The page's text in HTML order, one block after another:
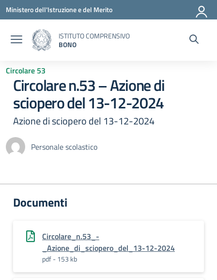
Vai ai contenuti
Vai al menu di navigazione
Vai al footer
Ministero dell'Istruzione e del Merito
ISTITUTO COMPRENSIVO
BONO
Circolare 53
Circolare n.53 – Azione di
sciopero del 13-12-2024
Azione di sciopero del 13-12-2024
Personale scolastico
Documenti
Circolare_n.53_-
_Azione_di_sciopero_del_13-12-2024
pdf - 153 kb